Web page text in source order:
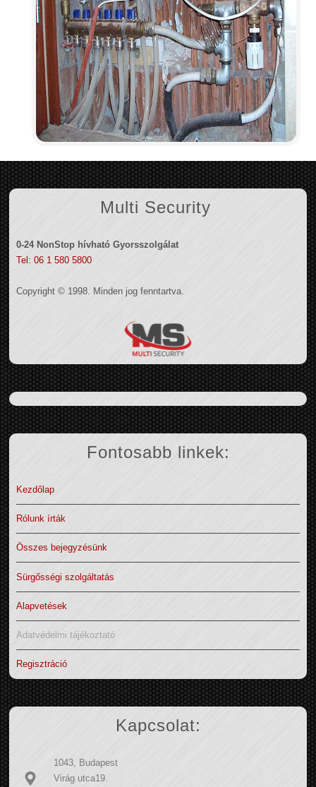
Multi Security
0-24 NonStop hívható Gyorsszolgálat
Tel: 06 1 580 5800
Copyright © 1998. Minden jog fenntartva.
Fontosabb linkek:
Kezdőlap
Rólunk írták
Összes bejegyzésünk
Sürgősségi szolgáltatás
Alapvetések
Adatvédelmi tájékoztató
Regisztráció
Kapcsolat:
1043, Budapest
Virág utca19.